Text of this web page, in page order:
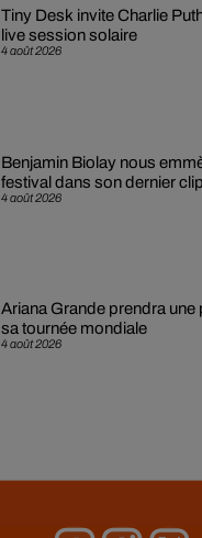
4 août 2026
Tiny Desk invite Charlie
live session solaire
4 août 2026
Benjamin Biolay nous
festival dans son dernier clip
4 août 2026
Ariana Grande prendra une
sa tournée mondiale